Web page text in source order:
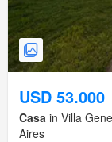
USD 53.000
Casa in Villa
Aires